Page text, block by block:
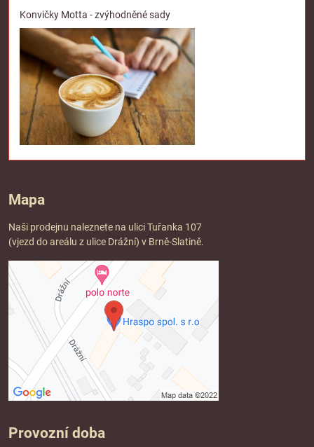
Konvičky Motta - zvýhodněné sady
Mapa
Naši prodejnu naleznete na ulici Tuřanka 107
(vjezd do areálu z ulice Drážní) v Brně-Slatině.
Provozní doba